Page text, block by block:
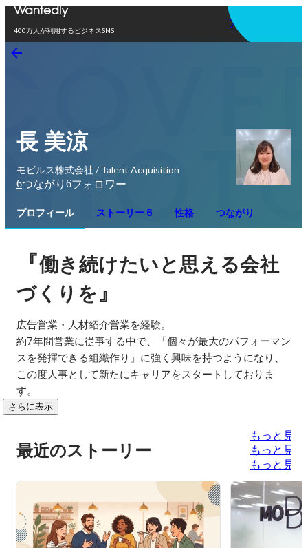
400万人が利用するビジネスSNS
アプリを使う
長 美涼
モビルス株式会社 / Talent Acquisition
6つながり 6フォロワー
プロフィール ストーリー 6 性格 つながり
『働き続けたいと思える会社
づくりを』
広告営業・人材紹介営業を経験。
約7年間営業に従事する中で、「個々が最大のパフォーマン
スを発揮できる組織作り」に強く興味を持つようになり、
この度人事として新たにキャリアをスタートしておりま
す。
さらに表示
最近のストーリー
もっと見る
もっと見る
もっと見る